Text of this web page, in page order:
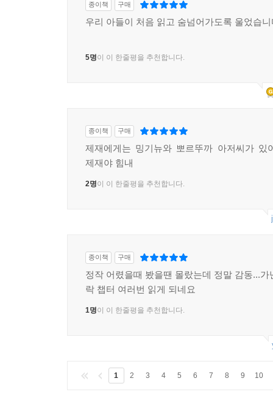
종이책 구매
우리 아들이 처음 읽고 숨넘어가도록 울었습
5명이 이 한줄평을 추천합니다.
종이책 구매
제재에게는 밍기뉴와 뽀르뚜까 아저씨가 있
제재야 힘내
2명이 이 한줄평을 추천합니다.
종이책 구매
정작 어렸을때 봤을땐 몰랐는데 정말 감동...가
락 챕터 여러번 읽게 되네요
1명이 이 한줄평을 추천합니다.
1 2 3 4 5 6 7 8 9 10